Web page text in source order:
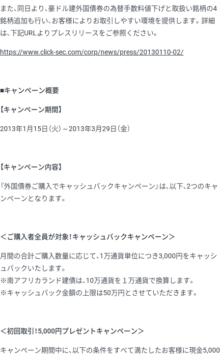
また、同日より、豪ドル建外国債券の為替手数料値下げと取扱い銘柄の4
銘柄追加も行い、お客様によりお取引しやすい環境を提供します。詳細
は、下記URLよりプレスリリースをご参照ください。
https://www.click-sec.com/corp/news/press/20130110-02/
■キャンペーン概要
【キャンペーン期間】
2013年1月15日（火）～2013年3月29日（金）
【キャンペーン内容】
『外国債券ご購入でキャッシュバックキャンペーン』は、以下、2つのキャ
ンペーンとなります。
＜ご購入者全員が対象！キャッシュバックキャンペーン＞
月間の合計ご購入数量に応じて、1万通貨単位につき3,000円をキャッシ
ュバックいたします。
※南アフリカランド建債は、10万通貨を１万通貨で換算します。
※キャッシュバック金額の上限は50万円とさせていただきます。
＜初回取引！5,000円プレゼントキャンペーン＞
キャンペーン期間中に、以下の条件をすべて満たしたお客様に現金5,000